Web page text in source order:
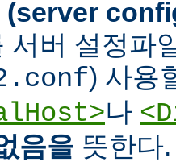
(server
서버 설정파
) 사용
나
음을 뜻한다